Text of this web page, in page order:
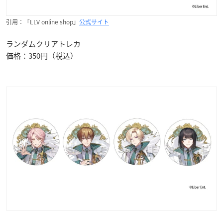
引用：「LLV online shop」 公式サイト
ランダムクリアトレカ
価格：350円（税込）